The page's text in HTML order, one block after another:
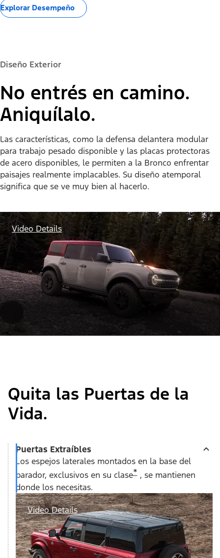
Explorar Desempeño
Diseño Exterior
No entrés en camino.
Aniquílalo.
Las características, como la defensa delantera modular
para trabajo pesado disponible y las placas protectoras
de acero disponibles, le permiten a la Bronco enfrentar
paisajes realmente implacables. Su diseño atemporal
significa que se ve muy bien al hacerlo.
Video Details
Quita las Puertas de la
Vida.
Puertas Extraíbles
Los espejos laterales montados en la base del
parador, exclusivos en su clase*, se mantienen
donde los necesitas.
Video Details